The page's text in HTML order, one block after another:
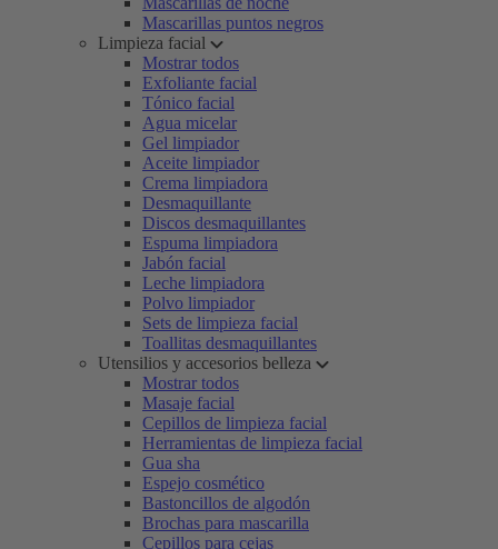
Mascarillas puntos negros
Limpieza facial
Mostrar todos
Exfoliante facial
Tónico facial
Agua micelar
Gel limpiador
Aceite limpiador
Crema limpiadora
Desmaquillante
Discos desmaquillantes
Espuma limpiadora
Jabón facial
Leche limpiadora
Polvo limpiador
Sets de limpieza facial
Toallitas desmaquillantes
Utensilios y accesorios belleza
Mostrar todos
Masaje facial
Cepillos de limpieza facial
Herramientas de limpieza facial
Gua sha
Espejo cosmético
Bastoncillos de algodón
Brochas para mascarilla
Cepillos para cejas